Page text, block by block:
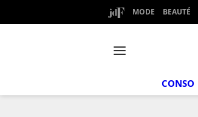
MODE BEAUTÉ
CONSO